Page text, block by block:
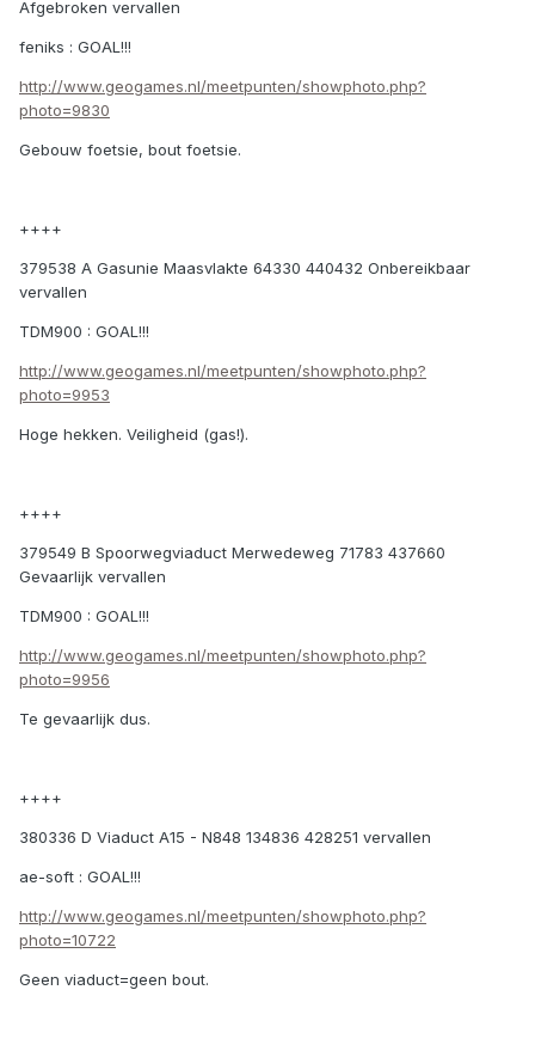
Afgebroken vervallen
feniks : GOAL!!!
http://www.geogames.nl/meetpunten/showphoto.php?
photo=9830
Gebouw foetsie, bout foetsie.
++++
379538 A Gasunie Maasvlakte 64330 440432 Onbereikbaar
vervallen
TDM900 : GOAL!!!
http://www.geogames.nl/meetpunten/showphoto.php?
photo=9953
Hoge hekken. Veiligheid (gas!).
++++
379549 B Spoorwegviaduct Merwedeweg 71783 437660
Gevaarlijk vervallen
TDM900 : GOAL!!!
http://www.geogames.nl/meetpunten/showphoto.php?
photo=9956
Te gevaarlijk dus.
++++
380336 D Viaduct A15 - N848 134836 428251 vervallen
ae-soft : GOAL!!!
http://www.geogames.nl/meetpunten/showphoto.php?
photo=10722
Geen viaduct=geen bout.